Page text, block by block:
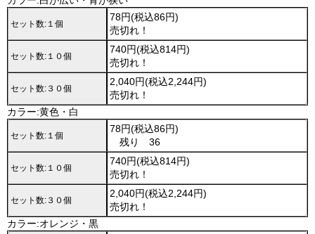
セット数:１個
78円(税込86円)
売切れ！
セット数:１０個
740円(税込814円)
売切れ！
セット数:３０個
2,040円(税込2,244円)
売切れ！
カラー:黄色・白
セット数:１個
78円(税込86円)
残り 36
セット数:１０個
740円(税込814円)
売切れ！
セット数:３０個
2,040円(税込2,244円)
売切れ！
カラー:オレンジ・黒